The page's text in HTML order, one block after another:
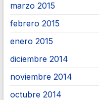
marzo 2015
febrero 2015
enero 2015
diciembre 2014
noviembre 2014
octubre 2014